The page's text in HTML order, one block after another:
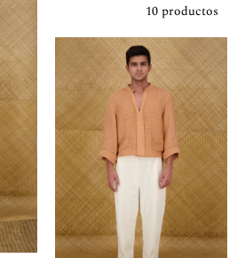
10 productos